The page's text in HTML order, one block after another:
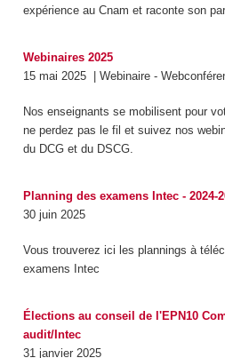
expérience au Cnam et raconte son
Webinaires 2025
15 mai 2025
| Webinaire -
Nos enseignants se mobilisent pour
ne perdez pas le fil et suivez nos
du DCG et du DSCG.
Planning des examens Intec - 2024-
30 juin 2025
Vous trouverez ici les plannings à
examens Intec
Élections au conseil de l'EPN10
audit/Intec
31 janvier 2025